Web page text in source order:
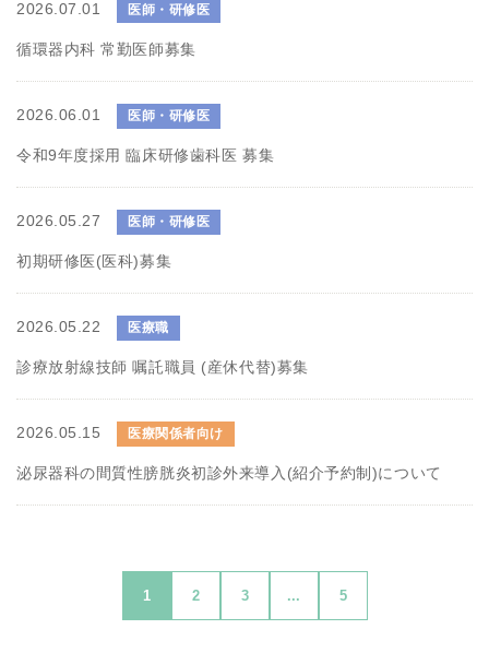
2026.07.01 医師・研修医
循環器内科 常勤医師募集
2026.06.01 医師・研修医
令和9年度採用 臨床研修歯科医 募集
2026.05.27 医師・研修医
初期研修医(医科)募集
2026.05.22 医療職
診療放射線技師 嘱託職員 (産休代替)募集
2026.05.15 医療関係者向け
泌尿器科の間質性膀胱炎初診外来導入(紹介予約制)について
1 2 3 ... 5